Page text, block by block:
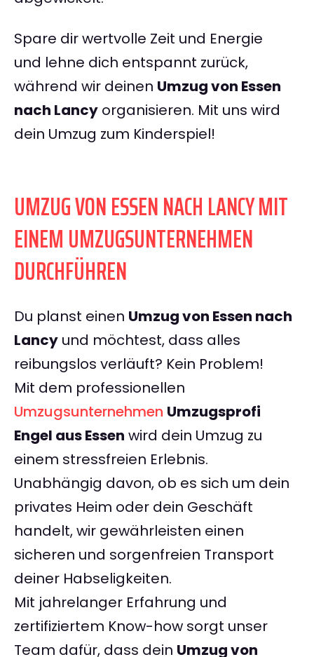
Spare dir wertvolle Zeit und Energie
und lehne dich entspannt zurück,
während wir deinen Umzug von Essen
nach Lancy organisieren. Mit uns wird
dein Umzug zum Kinderspiel!
UMZUG VON ESSEN NACH LANCY MIT
EINEM UMZUGSUNTERNEHMEN
DURCHFÜHREN
Du planst einen Umzug von Essen nach
Lancy und möchtest, dass alles
reibungslos verläuft? Kein Problem!
Mit dem professionellen
Umzugsunternehmen Umzugsprofi
Engel aus Essen wird dein Umzug zu
einem stressfreien Erlebnis.
Unabhängig davon, ob es sich um dein
privates Heim oder dein Geschäft
handelt, wir gewährleisten einen
sicheren und sorgenfreien Transport
deiner Habseligkeiten.
Mit jahrelanger Erfahrung und
zertifiziertem Know-how sorgt unser
Team dafür, dass dein Umzug von